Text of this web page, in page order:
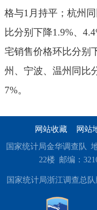
格与1月持平； 杭州
比分别下降1.9%、4.4
宅销售价格环比分别
州、宁波、温州 同比
7%。
网站收藏 网站
国家统计局金华调查队
22楼 邮编：
国家统计局浙江调查总